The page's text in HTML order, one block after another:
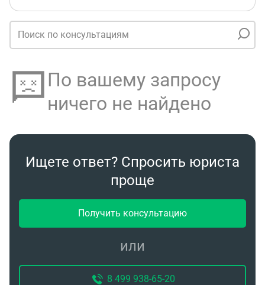
По вашему запросу
ничего не найдено
Ищете ответ? Спросить юриста
проще
Получить консультацию
или
8 499 938-65-20